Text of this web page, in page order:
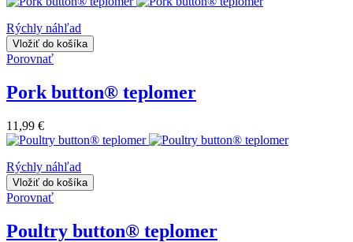
Rýchly náhľad
Vložiť do košíka
Porovnať
Pork button® teplomer
11,99 €
Rýchly náhľad
Vložiť do košíka
Porovnať
Poultry button® teplomer